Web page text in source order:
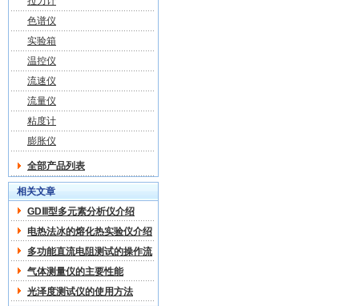
色谱仪
实验箱
温控仪
流速仪
流量仪
粘度计
膨胀仪
全部产品列表
相关文章
GDⅢ型多元素分析仪介绍
电热法冰的熔化热实验仪介绍
多功能直流电阻测试的操作流
程和方法
气体测量仪的主要性能
光泽度测试仪的使用方法